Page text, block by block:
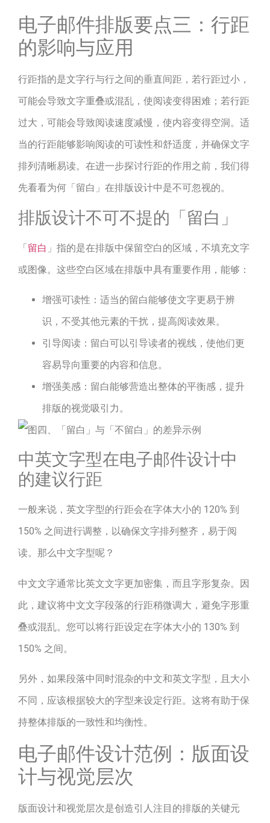
电子邮件排版要点三：行距
的影响与应用
行距指的是文字行与行之间的垂直间距，若行距过小，
可能会导致文字重叠或混乱，使阅读变得困难；若行距
过大，可能会导致阅读速度减慢，使内容变得空洞。适
当的行距能够影响阅读的可读性和舒适度，并确保文字
排列清晰易读。在进一步探讨行距的作用之前，我们得
先看看为何「留白」在排版设计中是不可忽视的。
排版设计不可不提的「留白」
「留白 」指的是在排版中保留空白的区域，不填充文字
或图像。这些空白区域在排版中具有重要作用，能够：
增强可读性：适当的留白能够使文字更易于辨
识，不受其他元素的干扰，提高阅读效果。
引导阅读：留白可以引导读者的视线，使他们更
容易导向重要的内容和信息。
增强美感：留白能够营造出整体的平衡感，提升
排版的视觉吸引力。
中英文字型在电子邮件设计中
的建议行距
一般来说，英文字型的行距会在字体大小的 120% 到
150% 之间进行调整，以确保文字排列整齐，易于阅
读。那么中文字型呢？
中文文字通常比英文文字更加密集，而且字形复杂。因
此，建议将中文文字段落的行距稍微调大，避免字形重
叠或混乱。您可以将行距设定在字体大小的 130% 到
150% 之间。
另外，如果段落中同时混杂的中文和英文字型，且大小
不同，应该根据较大的字型来设定行距。这将有助于保
持整体排版的一致性和均衡性。
电子邮件设计范例：版面设
计与视觉层次
版面设计和视觉层次是创造引人注目的排版的关键元